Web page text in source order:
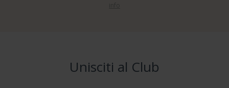
Unisciti al Club